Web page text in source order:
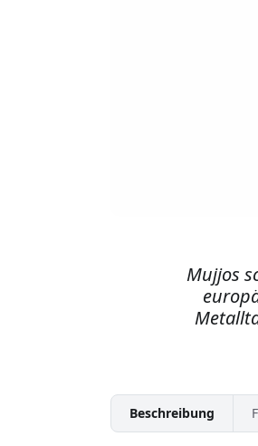
Mujjos
Beschreibung